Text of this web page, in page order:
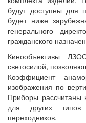
будут доступны для
будет ниже
генерального
гражданского
Кинообъективы
светосилой,
Коэффициент
изображения по
Приборы
для других типов
переходников.